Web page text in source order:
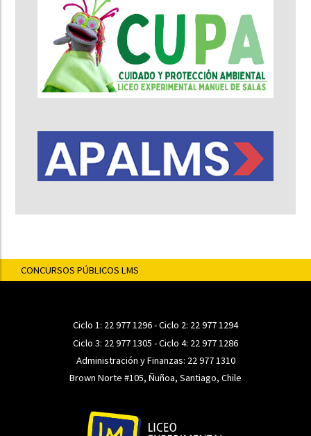
CONCURSOS PÚBLICOS LMS
Ciclo 1: 22 977 1296- Ciclo 2: 22 977 1294
Ciclo 3: 22 977 1305 - Ciclo 4: 22 977 1286
Administración y Finanzas: 22 977 1310
Brown Norte #105, Ñuñoa, Santiago, Chile